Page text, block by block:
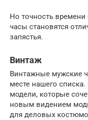
Но точность
часы становятся
запястья.
Винтаж
Винтажные мужские
месте нашего
модели, которые
новым видением
для деловых